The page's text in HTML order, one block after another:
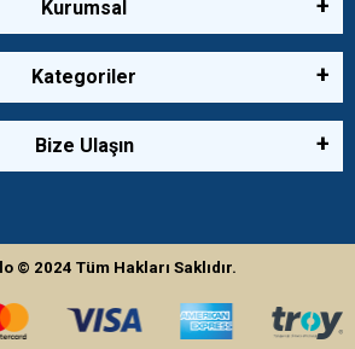
Kurumsal
Kategoriler
Bize Ulaşın
© 2024Tüm Hakları Saklıdır.